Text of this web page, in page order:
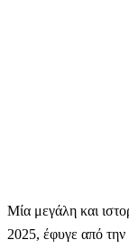
Μία μεγάλη και
2025, έφυγε από την